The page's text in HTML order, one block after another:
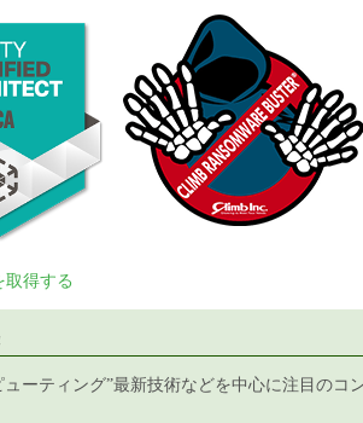
取得する
ーティング”最新技術などを中心に注目のコ